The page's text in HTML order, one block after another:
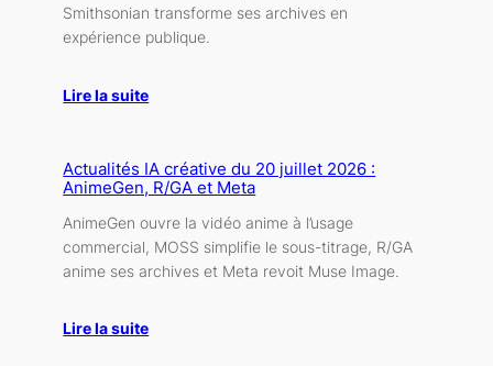
Smithsonian transforme ses archives en
expérience publique.
Lire la suite
Actualités IA créative du 20 juillet 2026 :
AnimeGen, R/GA et Meta
AnimeGen ouvre la vidéo anime à l’usage
commercial, MOSS simplifie le sous-titrage, R/GA
anime ses archives et Meta revoit Muse Image.
Lire la suite